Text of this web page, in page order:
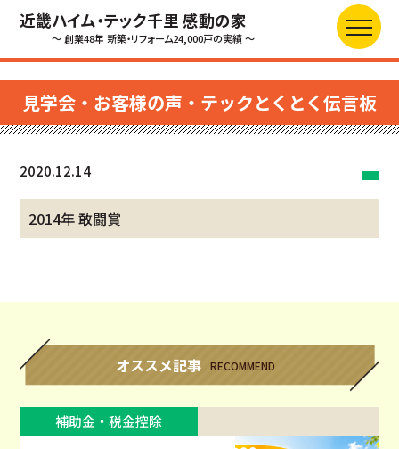
近畿ハイム・テック千里 感動の家
～ 創業48年 新築・リフォーム24,000戸の実績 ～
見学会・お客様の声・テックとくとく伝言板
2020.12.14
2014年 敢闘賞
オススメ記事 RECOMMEND
補助金・税金控除